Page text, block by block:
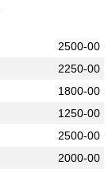
2500-00
2250-00
1800-00
1250-00
2500-00
2000-00